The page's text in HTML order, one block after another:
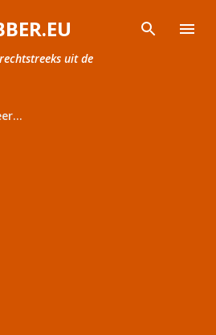
naar hoofdcontent
uit de